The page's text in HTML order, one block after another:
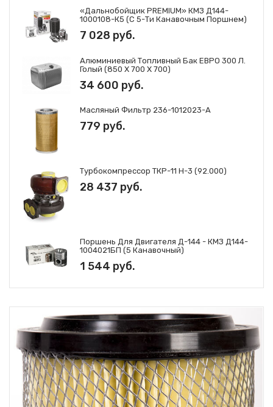
«Дальнобойщик PREMIUM» КМЗ Д144-
1000108-К5 (с 5-Ти Канавочным Поршнем)
7 028 руб.
Алюминиевый Топливный Бак ЕВРО 300 Л.
Голый (850 Х 700 Х 700)
34 600 руб.
Масляный Фильтр 236-1012023-А
779 руб.
Турбокомпрессор ТКР-11 Н-3 (92.000)
28 437 руб.
Поршень Для Двигателя Д-144 - КМЗ Д144-
1004021БП (5 Канавочный)
1 544 руб.